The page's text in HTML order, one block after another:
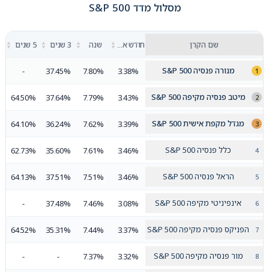
מסלול מדד S&P 500
שם הקרן ▲
▼ שנה ▲
▼ 3 שנים ▲
▼ 5 שנים ▲
▼
מנורה פנסיה S&P 500 3.38%
7.80%
37.45%
-
מיטב פנסיה מקיפה S&P 500 3.43%
7.79%
37.64%
64.50%
מגדל מקפת אישית S&P 500 3.39%
7.62%
36.24%
64.10%
כלל פנסיה S&P 500 3.46%
7.61%
35.60%
62.73%
הראל פנסיה S&P 500 3.46%
7.51%
37.51%
64.13%
אינפיניטי מקיפה S&P 500 3.08%
7.46%
37.48%
-
הפניקס פנסיה מקיפה S&P 500 3.37%
7.44%
35.31%
64.52%
מור פנסיה מקיפה S&P 500 3.32%
7.37%
-
-